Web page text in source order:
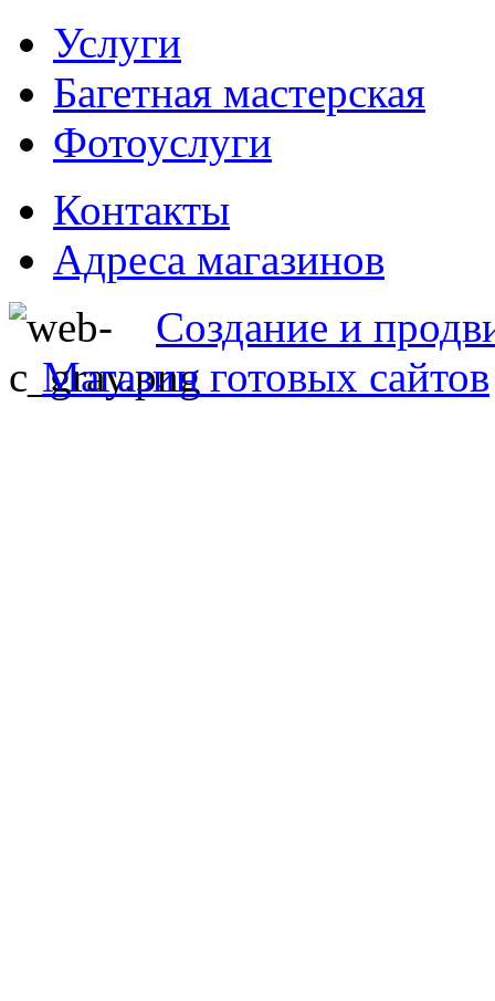
Услуги
Багетная мастерская
Фотоуслуги
Контакты
Адреса магазинов
Создание и
Магазин готовых сайтов